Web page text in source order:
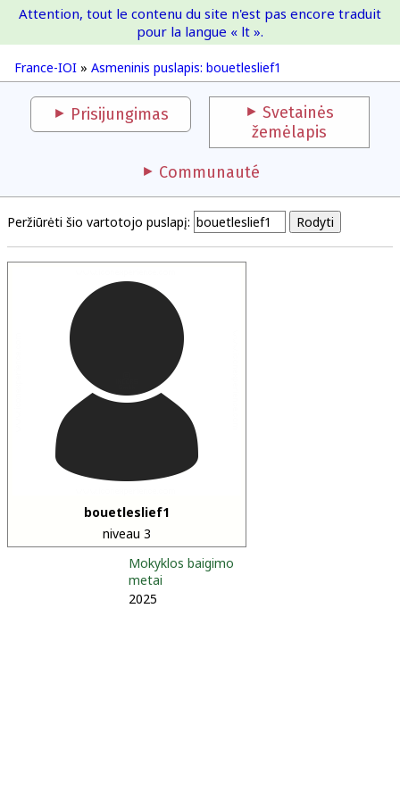
France-IOI
France-IOI » Asmeninis puslapis: bouetleslief1
Attention, tout le contenu du site n'est pas encore traduit
pour la langue « lt ».
Prisijungimas
Svetainės
žemėlapis
Communauté
Peržiūrėti šio vartotojo puslapį:
bouetleslief1
niveau 3
Mokyklos baigimo
metai
2025